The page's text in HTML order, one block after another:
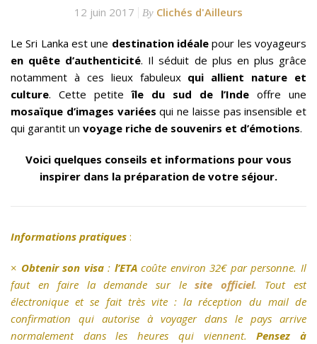
12 juin 2017 By Clichés d'Ailleurs
Le Sri Lanka est une destination idéale pour les voyageurs
en quête d’authenticité. Il séduit de plus en plus grâce
notamment à ces lieux fabuleux qui allient nature et
culture. Cette petiteîle du sud de l’Inde offre une
mosaïque d’images variées qui ne laisse pas insensible et
qui garantit un voyage riche de souvenirs et d’émotions.
Voici quelques conseils et informations pour vous
inspirer dans la préparation de votre séjour.
Informations pratiques :
× Obtenir son visa: l’ETAcoûte environ 32€ par personne. Il
faut en faire la demande sur lesite officiel. Tout est
électronique et se fait très vite : la réception du mail de
confirmation qui autorise à voyager dans le pays arrive
normalement dans les heures qui viennent.Pensez à